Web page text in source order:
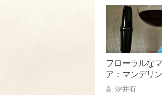
フローラルな
ア：マンデリ
汐井有